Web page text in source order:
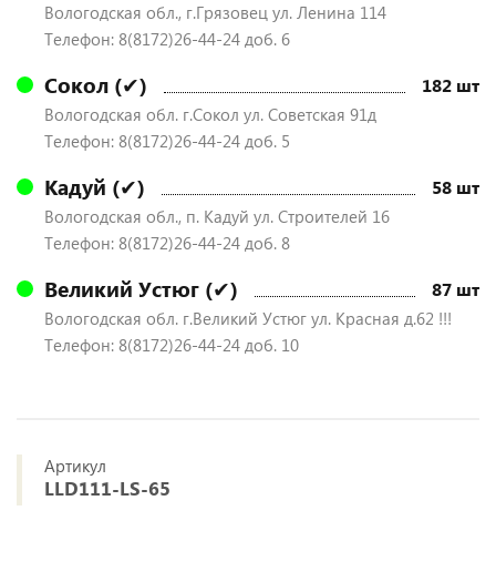
Вологодская обл., г.Грязовец ул. Ленина 114
Телефон: 8(8172)26-44-24 доб. 6
Сокол (✔) 182 шт
Вологодская обл. г.Сокол ул. Советская 91д
Телефон: 8(8172)26-44-24 доб. 5
Кадуй (✔) 58 шт
Вологодская обл., п. Кадуй ул. Строителей 16
Телефон: 8(8172)26-44-24 доб. 8
Великий Устюг (✔) 87 шт
Вологодская обл. г.Великий Устюг ул. Красная д.62 !!!
Телефон: 8(8172)26-44-24 доб. 10
Артикул
LLD111-LS-65